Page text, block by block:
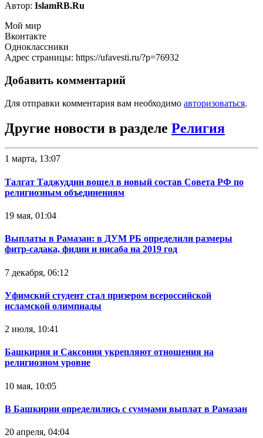
Автор: IslamRB.Ru
Мой мир
Вконтакте
Одноклассники
Адрес страницы: https://ufavesti.ru/?p=76932
Добавить комментарий
Для отправки комментария вам необходимо авторизоваться.
Другие новости в разделе Религия
1 марта, 13:07
Талгат Таджуддин вошел в новый состав Совета РФ по
религиозным объединениям
19 мая, 01:04
Выплаты в Рамазан: в ДУМ РБ определили размеры
фитр-садака, фидии и нисаба на 2019 год
7 декабря, 06:12
Уфимский студент стал призером всероссийской
исламской олимпиады
2 июля, 10:41
Башкирия и Саксония укрепляют отношения на
религиозном уровне
10 мая, 10:05
В Башкирии определились с суммами выплат в Рамазан
20 апреля, 04:04